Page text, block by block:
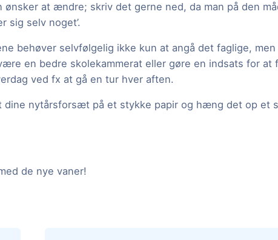
ønsker at ændre; skriv det gerne ned, da man på den
sig selv noget’.
behøver selvfølgelig ikke kun at angå det faglige, men
en bedre skolekammerat eller gøre en indsats for at
ved fx at gå en tur hver aften.
dine nytårsforsæt på et stykke papir og hæng det op et
de nye vaner!